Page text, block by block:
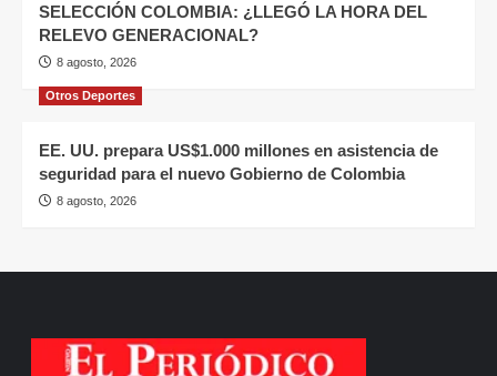
SELECCIÓN COLOMBIA: ¿LLEGÓ LA HORA DEL
RELEVO GENERACIONAL?
8 agosto, 2026
Otros Deportes
EE. UU. prepara US$1.000 millones en asistencia de
seguridad para el nuevo Gobierno de Colombia
8 agosto, 2026